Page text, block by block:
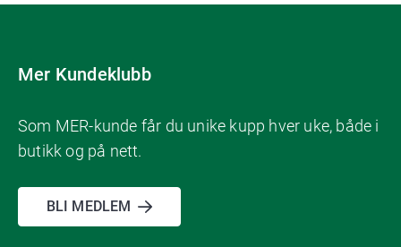
Mer Kundeklubb
Som MER-kunde får du unike kupp hver uke, både i
butikk og på nett.
BLI MEDLEM